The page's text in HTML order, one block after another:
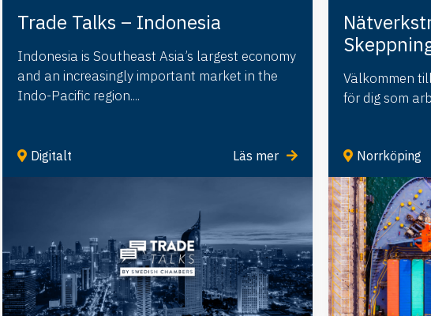
Trade Talks – Indonesia
Indonesia is Southeast Asia’s largest economy
and an increasingly important market in the
Indo-Pacific region....
Digitalt Läs mer
Välkommen
för dig som
Norrköping